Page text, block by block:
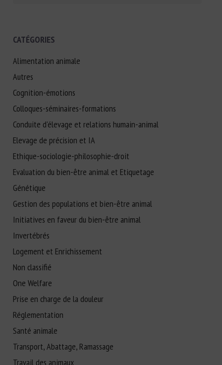
CATÉGORIES
Alimentation animale
Autres
Cognition-émotions
Colloques-séminaires-formations
Conduite d'élevage et relations humain-animal
Elevage de précision et IA
Ethique-sociologie-philosophie-droit
Evaluation du bien-être animal et Etiquetage
Génétique
Gestion des populations et bien-être animal
Initiatives en faveur du bien-être animal
Invertébrés
Logement et Enrichissement
Non classifié
One Welfare
Prise en charge de la douleur
Réglementation
Santé animale
Transport, Abattage, Ramassage
Travail des animaux